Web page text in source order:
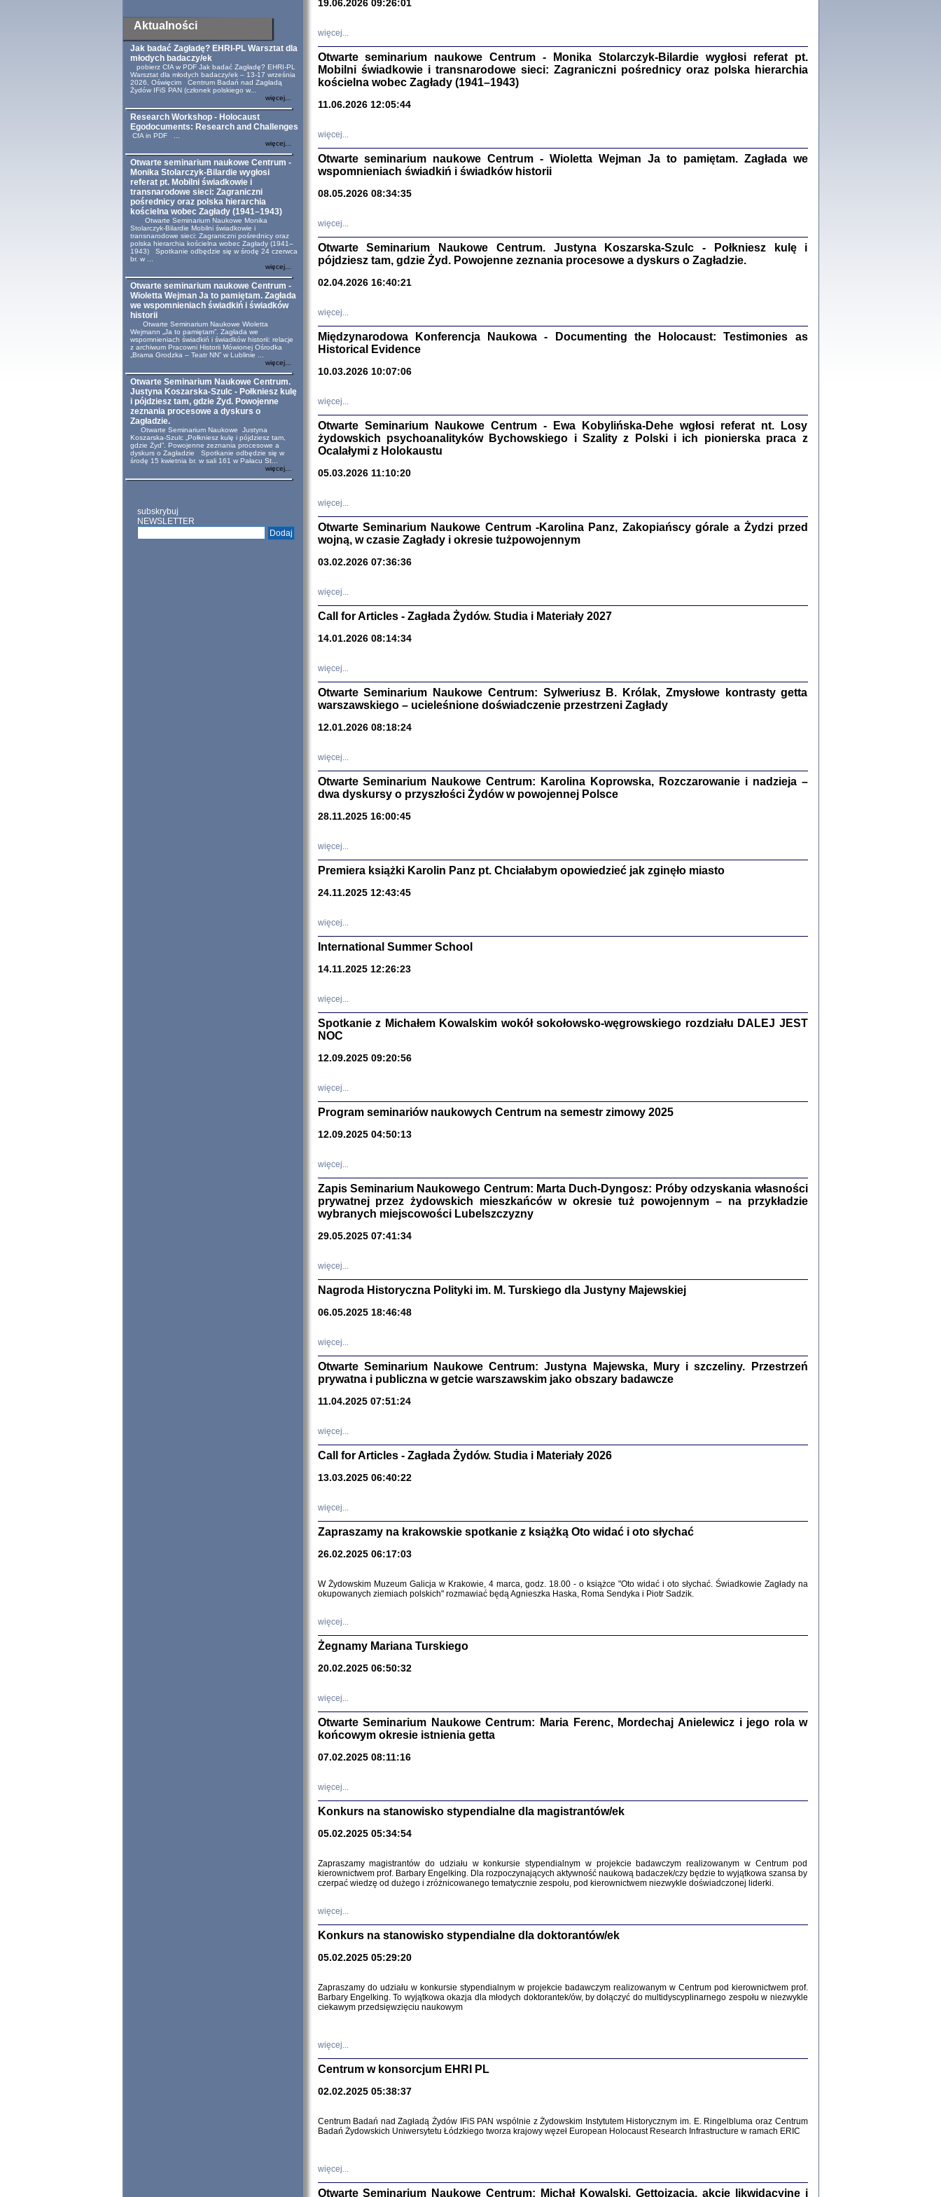
Aktualności
Jak badać Zagładę? EHRI-PL Warsztat dla
młodych badaczy/ek
pobierz CfA w PDF Jak badać Zagładę? EHRI-PL
Warsztat dla młodych badaczy/ek – 13-17 września
2026, Oświęcim Centrum Badań nad Zagładą
Żydów IFiS PAN (członek polskiego w...
więcej...
Research Workshop - Holocaust
Egodocuments: Research and Challenges
CfA in PDF ...
więcej...
Otwarte seminarium naukowe Centrum -
Monika Stolarczyk-Bilardie wygłosi
referat pt. Mobilni świadkowie i
transnarodowe sieci: Zagraniczni
pośrednicy oraz polska hierarchia
kościelna wobec Zagłady (1941–1943)
Otwarte Seminarium Naukowe Monika
Stolarczyk-Bilardie Mobilni świadkowie i
transnarodowe sieci: Zagraniczni pośrednicy oraz
polska hierarchia kościelna wobec Zagłady (1941–
1943) Spotkanie odbędzie się w środę 24 czerwca
br. w ...
więcej...
Otwarte seminarium naukowe Centrum -
Wioletta Wejman Ja to pamiętam. Zagłada
we wspomnieniach świadkiń i świadków
historii
Otwarte Seminarium Naukowe Wioletta
Wejmann „Ja to pamiętam”. Zagłada we
wspomnieniach świadkiń i świadków historii: relacje
z archiwum Pracowni Historii Mówionej Ośrodka
„Brama Grodzka – Teatr NN” w Lublinie ...
więcej...
Otwarte Seminarium Naukowe Centrum.
Justyna Koszarska-Szulc - Połkniesz kulę
i pójdziesz tam, gdzie Żyd. Powojenne
zeznania procesowe a dyskurs o
Zagładzie.
Otwarte Seminarium Naukowe Justyna
Koszarska-Szulc „Połkniesz kulę i pójdziesz tam,
gdzie Żyd”. Powojenne zeznania procesowe a
dyskurs o Zagładzie Spotkanie odbędzie się w
środę 15 kwietnia br. w sali 161 w Pałacu St...
więcej...
subskrybuj
NEWSLETTER
oprac. Aleksandra Bańkowska
Warszawa 2022
oprac. Aleksandra Bańkowska, wstęp Jacek Leociak
Warszawa 2021
Studia i Materiały
nr 17, R. 2021
NIE WIEMY CO PRZYNIESIE NAM KOLEJNA GODZINA ...
Dziennik pisany w ukryciu w latach 1943-1944
Zagłada Żydów.
Sewek Okonowski, oprac. Marta Janczewska
PISZĄCY TE SŁOWA JEST PRACOWNIKIEM
GETTOWEJ INSTYTUCJI ...
'z Dziennika' i inne pisma z łódzkiego getta
Józef Zelkowicz, tłum. z jidysz, oprac. i wstęp. Monika Polit
CZYTAJĄC GAZETĘ NIEMIECKĄ ...
Warszawa 2019
red. i wstęp Barbara Engelking, Jan Grabowski
Stanisław Adler, oprac. i wstępem opatrzyłaMarta Janczewska
Warszawa 2018
Warszawa 2017
Pisma Kopla i Mirki Piżyców o życiu w getcie i okupowanej
Warszawie
Warszawa 2016
SZCZĘŚCIE JEST POSIADAĆ DOM POD ZIEMIĄ ...
19.06.2026 09:26:01
więcej...
Otwarte seminarium naukowe Centrum - Monika Stolarczyk-Bilardie wygłosi referat pt.
Mobilni świadkowie i transnarodowe sieci: Zagraniczni pośrednicy oraz polska hierarchia
kościelna wobec Zagłady (1941–1943)
11.06.2026 12:05:44
więcej...
Otwarte seminarium naukowe Centrum - Wioletta Wejman Ja to pamiętam. Zagłada we
wspomnieniach świadkiń i świadków historii
08.05.2026 08:34:35
więcej...
Otwarte Seminarium Naukowe Centrum. Justyna Koszarska-Szulc - Połkniesz kulę i
pójdziesz tam, gdzie Żyd. Powojenne zeznania procesowe a dyskurs o Zagładzie.
02.04.2026 16:40:21
więcej...
Międzynarodowa Konferencja Naukowa - Documenting the Holocaust: Testimonies as
Historical Evidence
10.03.2026 10:07:06
więcej...
Otwarte Seminarium Naukowe Centrum - Ewa Kobylińska-Dehe wgłosi referat nt. Losy
żydowskich psychoanalityków Bychowskiego i Szality z Polski i ich pionierska praca z
Ocalałymi z Holokaustu
05.03.2026 11:10:20
więcej...
Otwarte Seminarium Naukowe Centrum -Karolina Panz, Zakopiańscy górale a Żydzi przed
wojną, w czasie Zagłady i okresie tużpowojennym
03.02.2026 07:36:36
więcej...
Call for Articles - Zagłada Żydów. Studia i Materiały 2027
14.01.2026 08:14:34
więcej...
Otwarte Seminarium Naukowe Centrum: Sylweriusz B. Królak, Zmysłowe kontrasty getta
warszawskiego – ucieleśnione doświadczenie przestrzeni Zagłady
12.01.2026 08:18:24
więcej...
Otwarte Seminarium Naukowe Centrum: Karolina Koprowska, Rozczarowanie i nadzieja –
dwa dyskursy o przyszłości Żydów w powojennej Polsce
28.11.2025 16:00:45
więcej...
Premiera książki Karolin Panz pt. Chciałabym opowiedzieć jak zginęło miasto
24.11.2025 12:43:45
więcej...
International Summer School
14.11.2025 12:26:23
więcej...
Spotkanie z Michałem Kowalskim wokół sokołowsko-węgrowskiego rozdziału DALEJ JEST
NOC
12.09.2025 09:20:56
więcej...
Program seminariów naukowych Centrum na semestr zimowy 2025
12.09.2025 04:50:13
więcej...
Zapis Seminarium Naukowego Centrum: Marta Duch-Dyngosz: Próby odzyskania własności
prywatnej przez żydowskich mieszkańców w okresie tuż powojennym – na przykładzie
wybranych miejscowości Lubelszczyzny
29.05.2025 07:41:34
więcej...
Nagroda Historyczna Polityki im. M. Turskiego dla Justyny Majewskiej
06.05.2025 18:46:48
więcej...
Otwarte Seminarium Naukowe Centrum: Justyna Majewska, Mury i szczeliny. Przestrzeń
prywatna i publiczna w getcie warszawskim jako obszary badawcze
11.04.2025 07:51:24
więcej...
Call for Articles - Zagłada Żydów. Studia i Materiały 2026
13.03.2025 06:40:22
więcej...
Zapraszamy na krakowskie spotkanie z książką Oto widać i oto słychać
26.02.2025 06:17:03
W Żydowskim Muzeum Galicja w Krakowie, 4 marca, godz. 18.00 - o książce "Oto widać i oto słychać. Świadkowie Zagłady na
okupowanych ziemiach polskich" rozmawiać będą Agnieszka Haska, Roma Sendyka i Piotr Sadzik.
więcej...
Żegnamy Mariana Turskiego
20.02.2025 06:50:32
więcej...
Otwarte Seminarium Naukowe Centrum: Maria Ferenc, Mordechaj Anielewicz i jego rola w
końcowym okresie istnienia getta
07.02.2025 08:11:16
więcej...
Konkurs na stanowisko stypendialne dla magistrantów/ek
05.02.2025 05:34:54
Zapraszamy magistrantów do udziału w konkursie stypendialnym w projekcie badawczym realizowanym w Centrum pod
kierownictwem prof. Barbary Engelking. Dla rozpoczynających aktywność naukową badaczek/czy będzie to wyjątkowa szansa by
czerpać wiedzę od dużego i zróżnicowanego tematycznie zespołu, pod kierownictwem niezwykle doświadczonej liderki.
więcej...
Konkurs na stanowisko stypendialne dla doktorantów/ek
05.02.2025 05:29:20
Zapraszamy do udziału w konkursie stypendialnym w projekcie badawczym realizowanym w Centrum pod kierownictwem prof.
Barbary Engelking. To wyjątkowa okazja dla młodych doktorantek/ów, by dołączyć do multidyscyplinarnego zespołu w niezwykle
ciekawym przedsięwzięciu naukowym
więcej...
Centrum w konsorcjum EHRI PL
02.02.2025 05:38:37
Centrum Badań nad Zagładą Żydów IFiS PAN wspólnie z Żydowskim Instytutem Historycznym im. E. Ringelbluma oraz Centrum
Badań Żydowskich Uniwersytetu Łódzkiego tworza krajowy węzeł European Holocaust Research Infrastructure w ramach ERIC
więcej...
Otwarte Seminarium Naukowe Centrum: Michał Kowalski, Gettoizacja, akcje likwidacyjne i